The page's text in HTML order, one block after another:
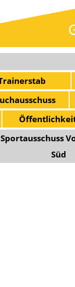
Sportausschuss
Süd